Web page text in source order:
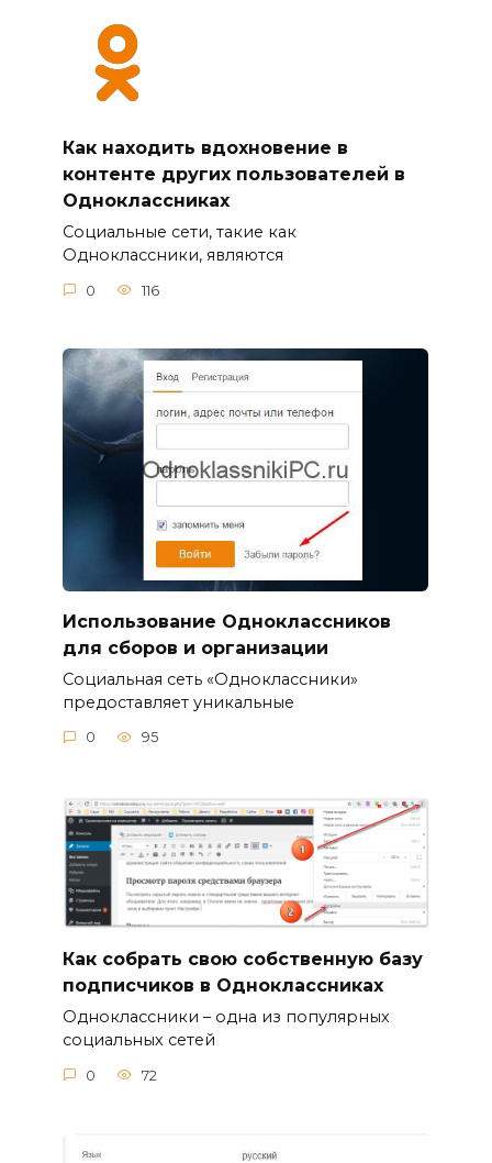
Как находить вдохновение в
контенте других пользователей в
Одноклассниках
Социальные сети, такие как
Одноклассники, являются
0 116
Использование Одноклассников
для сборов и организации
Социальная сеть «Одноклассники»
предоставляет уникальные
0 95
Как собрать свою собственную базу
подписчиков в Одноклассниках
Одноклассники – одна из популярных
социальных сетей
0 72